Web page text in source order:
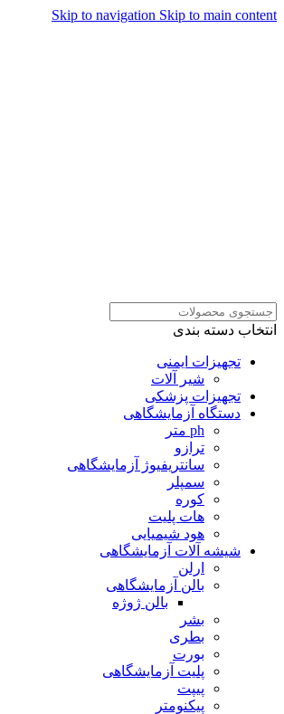
Skip to navigation Skip to main content
انتخاب دسته بندی
تجهیزات ایمنی
شیر آلات
تجهیزات پزشکی
دستگاه آزمایشگاهی
ph متر
ترازو
سانتریفیوژ آزمایشگاهی
سمپلر
کوره
هات پلیت
هود شیمیایی
شیشه آلات آزمایشگاهی
ارلن
بالن آزمایشگاهی
بالن ژوژه
بشر
بطری
بورت
پلیت آزمایشگاهی
پیپت
پیکنومتر
همراهان علمینو به علت نوسانات